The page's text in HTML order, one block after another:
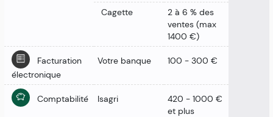
Cagette
2 à 6 % des
ventes (max
1400 €)
Facturation
électronique
Votre banque 100 - 300 €
Comptabilité Isagri
420 - 1000 €
et plus